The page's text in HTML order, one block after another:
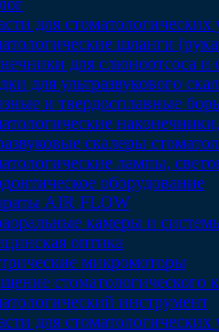
для
шланги
для слюноотсоса и
для ультразвукового
и твердосплавные
скалеры
лампы,
оборудование
AIR FLOW
камеры и
оптика
микромоторы
стоматологического
инструмент
для